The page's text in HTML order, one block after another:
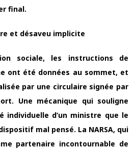
final.
et désaveu implicite
sociale, les instructions de
ont été données au sommet, et
par une circulaire signée par
Une mécanique qui souligne
individuelle d’un ministre que le
mal pensé. La NARSA, qui
partenaire incontournable de